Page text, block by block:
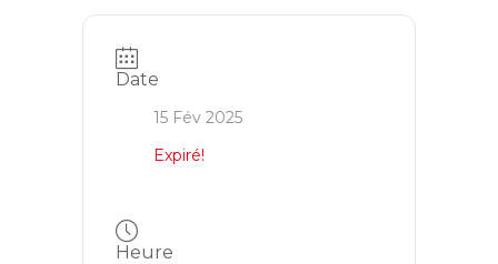
Date
15 Fév 2025
Expiré!
Heure